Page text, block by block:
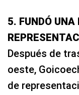
5. FUNDÓ UNA
Después de
oeste,
de